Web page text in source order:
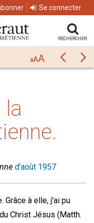
Se connecter
RECHERCHER
AAA
d’août 1957
Grâce à elle, j'ai pu
Christ Jésus (Matth.